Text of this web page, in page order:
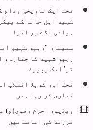
نجف ایک تاریخی وداع
شہید اہل خانہ کے
ہوائی اڈے پر اترا
سمینار "رہبرِ شہیدِ
رہبرِ شہید کا جنازہ،
تر' ایک رپورٹ
نجف اور کربلا انقلاب
تیاری کر رہے ہیں
ویڈیوز | حرم رضوی(ع)
فرزند کی امامت میں